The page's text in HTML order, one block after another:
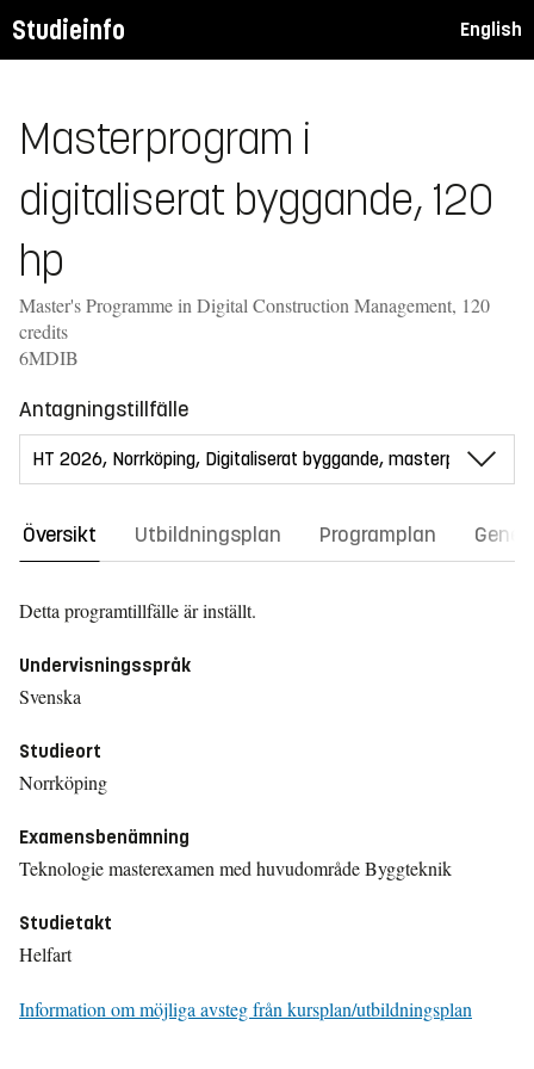
Studieinfo English
Masterprogram i
digitaliserat byggande, 120
hp
Master's Programme in Digital Construction Management, 120
credits
6MDIB
Antagningstillfälle
Översikt Utbildningsplan Programplan
Detta programtillfälle är inställt.
Undervisningsspråk
Svenska
Studieort
Norrköping
Examensbenämning
Teknologie masterexamen med huvudområde Byggteknik
Studietakt
Helfart
Information om möjliga avsteg från kursplan/utbildningsplan